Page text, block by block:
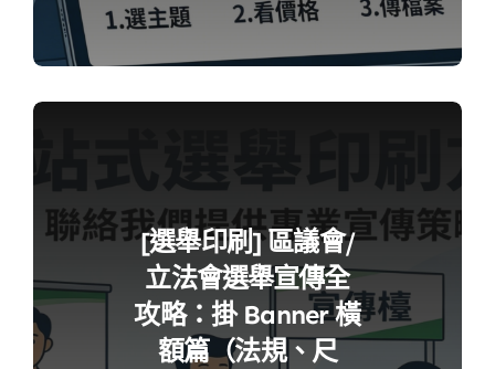
[選舉印刷] 區議會/
立法會選舉宣傳全
攻略：掛 Banner 橫
額篇（法規、尺